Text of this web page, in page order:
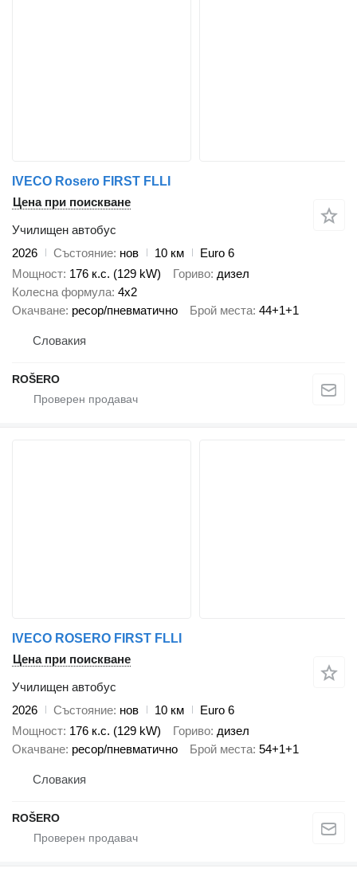
IVECO Rosero FIRST FLLI
Цена при поискване
Училищен автобус
2026
Състояние нов 10 км
Euro 6
Мощност 176 к.с. (129 kW) Гориво дизел
Колесна формула 4x2
Окачване ресор/пневматично Брой места 44+1+1
Словакия
ROŠERO
IVECO ROSERO FIRST FLLI
Цена при поискване
Училищен автобус
2026
Състояние нов 10 км
Euro 6
Мощност 176 к.с. (129 kW) Гориво дизел
Окачване ресор/пневматично Брой места 54+1+1
Словакия
ROŠERO